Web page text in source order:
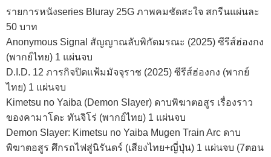
รายการหนังseries Bluray 25G ภาพคมชัดสะใจ สกรีนแผ่นละ
50 บาท
Anonymous Signal สัญญาณลับพิกัดมรณะ (2025) ซีรีส์ฮ่องกง
(พากย์ไทย) 1 แผ่นจบ
D.I.D. 12 ภารกิจปิดแฟ้มมัจจุราช (2025) ซีรีส์ฮ่องกง (พากย์
ไทย) 1 แผ่นจบ
Kimetsu no Yaiba (Demon Slayer) ดาบพิฆาตอสูร เรื่องราว
ของคามาโดะ ทันจิโร่ (พากย์ไทย) 1 แผ่นจบ
Demon Slayer: Kimetsu no Yaiba Mugen Train Arc ดาบ
พิฆาตอสูร ศึกรถไฟสู่นิรันดร์ (เสียงไทย+ญี่ปุ่น) 1 แผ่นจบ (7ตอน